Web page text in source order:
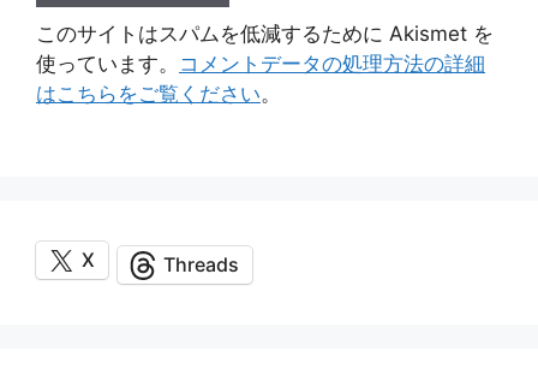
このサイトはスパムを低減するために Akismet を
使っています。 コメントデータの処理方法の詳細
はこちらをご覧ください。
X Threads